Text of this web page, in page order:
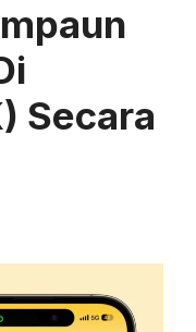
Secara